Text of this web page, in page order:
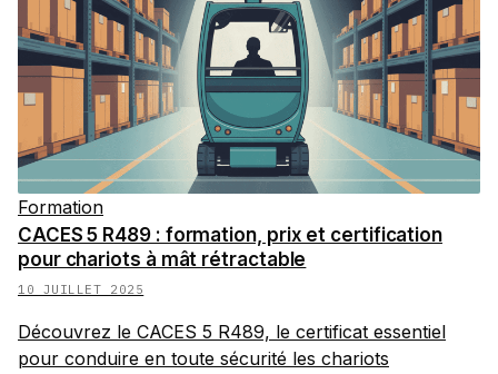
Formation
CACES 5 R489 : formation, prix et certification
pour chariots à mât rétractable
10 JUILLET 2025
Découvrez le CACES 5 R489, le certificat essentiel
pour conduire en toute sécurité les chariots